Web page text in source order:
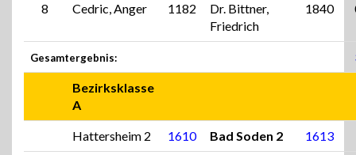
8 Cedric, Anger 1182
Dr. Bittner,
Friedrich
1840
Gesamtergebnis:
Bezirksklasse
A
Hattersheim 2 1610 Bad Soden 2 1613